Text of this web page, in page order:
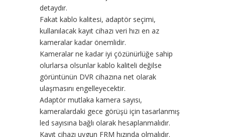
detaydır.
Fakat kablo kalitesi, adaptör seçimi,
kullanılacak kayıt cihazı veri hızı en az
kameralar kadar önemlidir.
Kameralar ne kadar iyi çözünürlüğe sahip
olurlarsa olsunlar kablo kaliteli değilse
görüntünün DVR cihazına net olarak
ulaşmasını engelleyecektir.
Adaptör mutlaka kamera sayısı,
kameralardaki gece görüşü için tasarlanmış
led sayısına bağlı olarak hesaplanmalıdır.
Kayıt cihazı uygun FRM hızında olmalıdır.